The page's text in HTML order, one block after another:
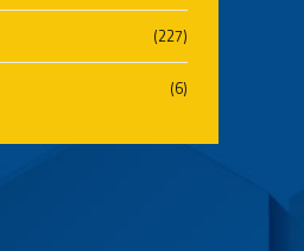
(227)
(6)